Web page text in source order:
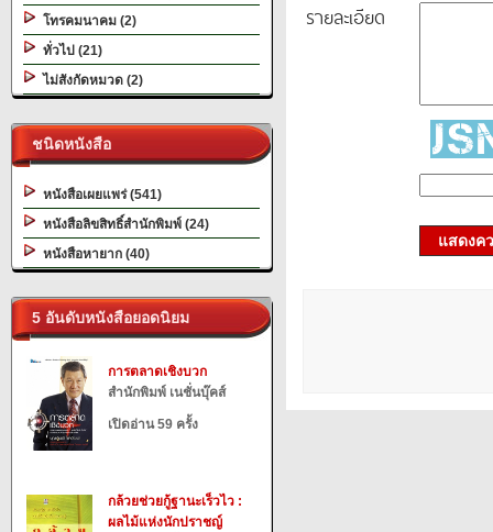
โทรคมนาคม (2)
ทั่วไป (21)
ไม่สังกัดหมวด (2)
ชนิดหนังสือ
หนังสือเผยแพร่ (541)
หนังสือลิขสิทธิ์สำนักพิมพ์ (24)
หนังสือหายาก (40)
5 อันดับหนังสือยอดนิยม
การตลาดเชิงบวก
สำนักพิมพ์ เนชั่นบุ๊คส์
เปิดอ่าน 59 ครั้ง
กล้วยช่วยกู้ฐานะเร็วไว :
ผลไม้แห่งนักปราชญ์
รายละเอียด
แสดงค